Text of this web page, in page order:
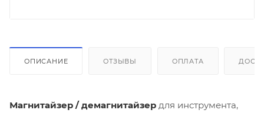
ОПИСАНИЕ ОТЗЫВЫ ОПЛАТА
Магнитайзер / демагнитайзер для инструмента,